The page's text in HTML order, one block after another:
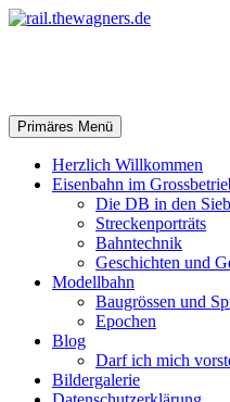
Zum
Suchen
Primäres Menü
Herzlich Willkommen
Eisenbahn im
Die DB in den
Streckenporträts
Bahntechnik
Geschichten und
Modellbahn
Baugrössen und
Epochen
Blog
Darf ich mich
Bildergalerie